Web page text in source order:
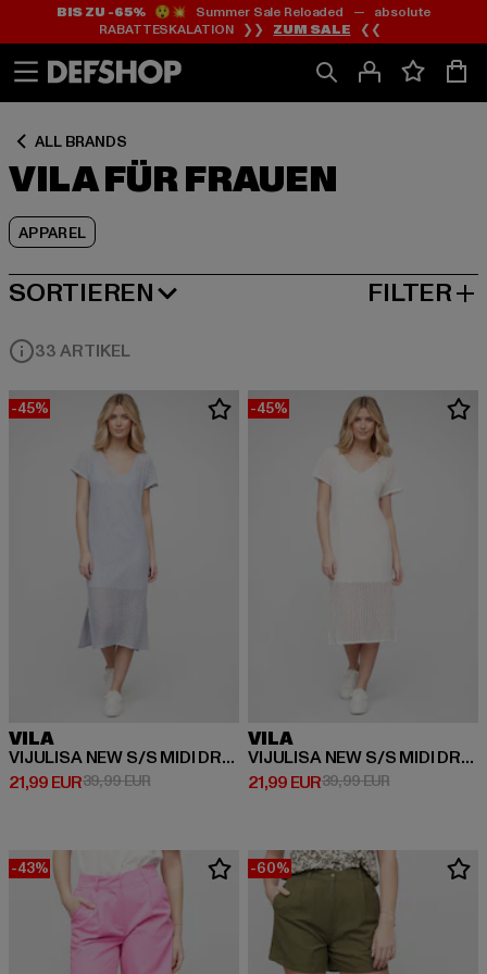
Zum
Inhalt
springen
Zum
Fußzeile
springen
BIS ZU -65%😲💥 Summer Sale Reloaded — absolute
RABATTESKALATION ❯❯ ZUM SALE ❮❮
ALL BRANDS
VILA FÜR FRAUEN
APPAREL
Zum
Produktraster
springen
SORTIEREN
BELIEBTESTE FILTER
33 ARTIKEL
-45%
VILA
VIJULISA NEW S/S MIDI DRESS
21,99 EUR
Derzeitiger Preis: 21,99 EUR
39,99 EURAktionspreis: 39,99 EUR
-45%
VILA
VIJULISA NEW S/S MIDI DRESS
21,99 EUR
Derzeitiger Preis: 21,99 EUR
39,99 EURAktionspreis:
-43% -60%